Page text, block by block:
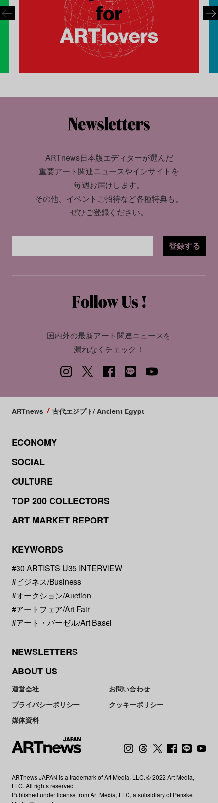
ARTnews日本版エディターが選んだ
重要アート関連ニュースやインサイトを
毎週お届けします。
その他、イベントご招待など各種特典も。
ぜひご登録ください。
登録する
国内外の最新アート関連ニュースを
漏れなくチェック！
ARTnews 古代エジプト/ Ancient Egypt
ECONOMY
SOCIAL
CULTURE
TOP 200 COLLECTORS
ART MARKET REPORT
KEYWORDS
#30 ARTISTS U35 INTERVIEW
#ビジネス/Business
#オークション/Auction
#アートフェア/Art Fair
#アート・バーゼル/Art Basel
NEWSLETTERS
ABOUT US
運営会社
お問い合わせ
プライバシーポリシー
クッキーポリシー
媒体資料
ARTnews JAPAN is a trademark of Art Media, LLC. © 2022 Art Media,
LLC. All rights reserved.
Published under license from Art Media, LLC, a subsidiary of Penske